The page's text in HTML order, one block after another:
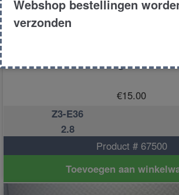
Deurvanger links
€15.00
Z3-E36
2.8
Product # 67500
Toevoegen aan
Webshop bestellingen
verzonden